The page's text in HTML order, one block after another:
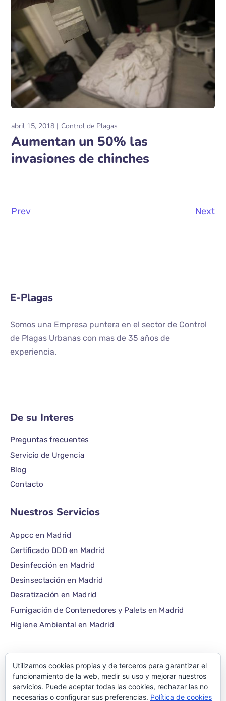
abril 15, 2018 Control de Plagas
Aumentan un 50% las
invasiones de chinches
Prev Next
E-Plagas
Somos una Empresa puntera en el sector de Control
de Plagas Urbanas con mas de 35 años de
experiencia.
De su Interes
Preguntas frecuentes
Servicio de Urgencia
Blog
Contacto
Nuestros Servicios
Appcc en Madrid
Certificado DDD en Madrid
Desinfección en Madrid
Desinsectación en Madrid
Desratización en Madrid
Fumigación de Contenedores y Palets en Madrid
Higiene Ambiental en Madrid
©1986 – 2022 — E-plagas.com
Utilizamos cookies propias y de terceros para garantizar el
funcionamiento de la web, medir su uso y mejorar nuestros
servicios. Puede aceptar todas las cookies, rechazar las no
necesarias o configurar sus preferencias. Política de cookies